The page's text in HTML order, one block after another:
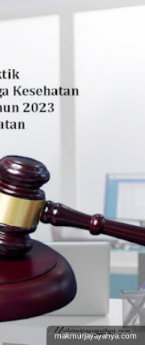
makmurjayayahya.com